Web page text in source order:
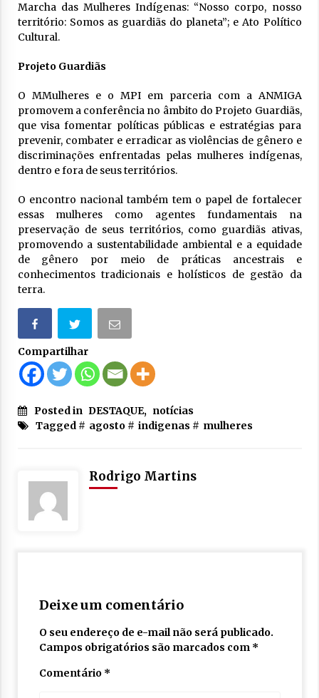
Marcha das Mulheres Indígenas: “Nosso corpo, nosso
território: Somos as guardiãs do planeta”; e Ato Político
Cultural.
Projeto Guardiãs
O MMulheres e o MPI em parceria com a ANMIGA
promovem a conferência no âmbito do Projeto Guardiãs,
que visa fomentar políticas públicas e estratégias para
prevenir, combater e erradicar as violências de gênero e
discriminações enfrentadas pelas mulheres indígenas,
dentro e fora de seus territórios.
O encontro nacional também tem o papel de fortalecer
essas mulheres como agentes fundamentais na
preservação de seus territórios, como guardiãs ativas,
promovendo a sustentabilidade ambiental e a equidade
de gênero por meio de práticas ancestrais e
conhecimentos tradicionais e holísticos de gestão da
terra.
Compartilhar
Posted in DESTAQUE, notícias
Tagged # agosto# indigenas # mulheres
Rodrigo Martins
Deixe um comentário
O seu endereço de e-mail não será publicado.
Campos obrigatórios são marcados com *
Comentário *